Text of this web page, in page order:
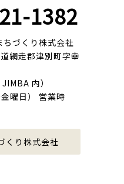
1382
づくり株式会社
網走郡津別町字幸
内）
曜日） 営業時
くり株式会社